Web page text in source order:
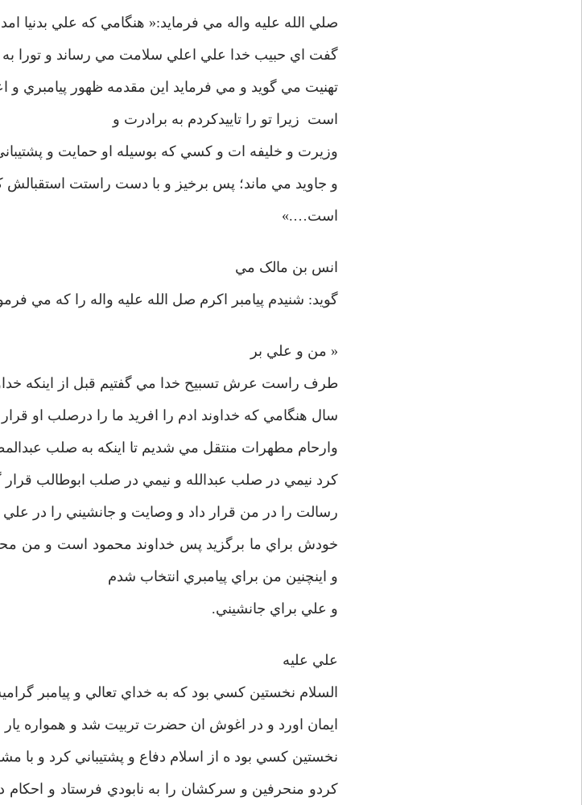
صلي الله عليه واله مي فرمايد:« هنگامي که علي بدنيا
گفت اي حبيب خدا علي اعلي سلامت مي رساند و تورا به
تهنيت مي گويد و مي فرمايد اين مقدمه ظهور پيامبري و
است زيرا تو را تاييدکردم به برادرت و
وزيرت و خليفه ات و کسي که بوسيله او حمايت و
و جاويد مي ماند؛ پس برخيز و با دست راستت استقبالش
است….»
انس بن مالک مي
گويد: شنيدم پيامبر اکرم صل الله عليه واله را که مي
« من و علي بر
طرف راست عرش تسبيح خدا مي گفتيم قبل از اينکه
سال هنگامي که خداوند ادم را افريد ما را درصلب او
وارحام مطهرات منتقل مي شديم تا اينکه به صلب
کرد نيمي در صلب عبدالله و نيمي در صلب ابوطالب قرار
رسالت را در من قرار داد و وصايت و جانشيني را در علي .
خودش براي ما برگزيد پس خداوند محمود است و من
و اينچنين من براي پيامبري انتخاب شدم
و علي براي جانشيني.
علي عليه
السلام نخستين کسي بود که به خداي تعالي و پيامبر
ايمان اورد و در اغوش ان حضرت تربيت شد و همواره يار
نخستين کسي بود ه از اسلام دفاع و پشتيباني کرد و با
کردو منحرفين و سرکشان را به نابودي فرستاد و احکام